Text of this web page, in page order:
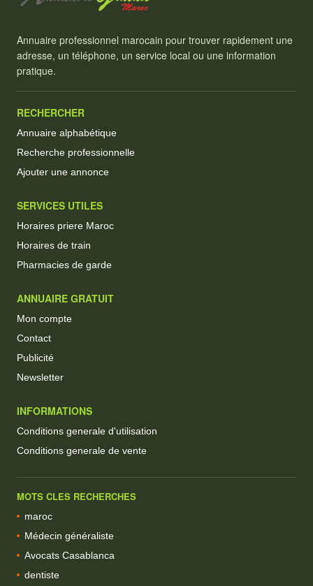
Annuaire professionnel marocain pour trouver rapidement une
adresse, un téléphone, un service local ou une information
pratique.
RECHERCHER
Annuaire alphabétique
Recherche professionnelle
Ajouter une annonce
SERVICES UTILES
Horaires priere Maroc
Horaires de train
Pharmacies de garde
ANNUAIRE GRATUIT
Mon compte
Contact
Publicité
Newsletter
INFORMATIONS
Conditions generale d'utilisation
Conditions generale de vente
MOTS CLES RECHERCHES
maroc
Médecin généraliste
Avocats Casablanca
dentiste